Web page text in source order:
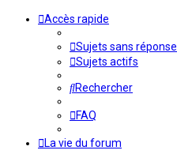
Accès rapide
Sujets sans réponse
Sujets actifs
Rechercher
FAQ
La vie du forum